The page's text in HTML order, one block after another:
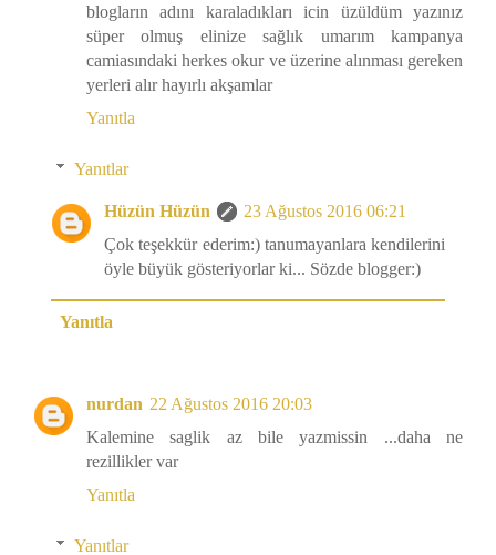
blogların adını karaladıkları icin üzüldüm yazınız
süper olmuş elinize sağlık umarım kampanya
camiasındaki herkes okur ve üzerine alınması gereken
yerleri alır hayırlı akşamlar
Yanıtla
Yanıtlar
Hüzün Hüzün
23 Ağustos 2016 06:21
Çok teşekkür ederim:) tanumayanlara kendilerini
öyle büyük gösteriyorlar ki... Sözde blogger:)
Yanıtla
nurdan 22 Ağustos 2016 20:03
Kalemine saglik az bile yazmissin ...daha ne
rezillikler var
Yanıtla
Yanıtlar